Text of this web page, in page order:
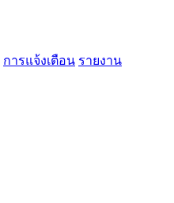
การแจ้งเตือน รายงาน